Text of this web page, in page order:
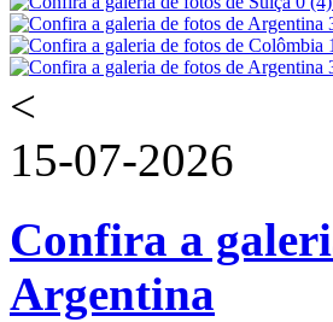
<
15-07-2026
Confira a
Argentina